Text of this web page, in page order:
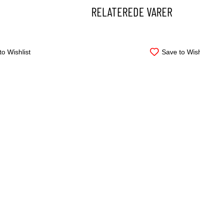
RELATEREDE VARER
Wishlist Save to